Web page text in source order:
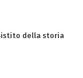
della storia